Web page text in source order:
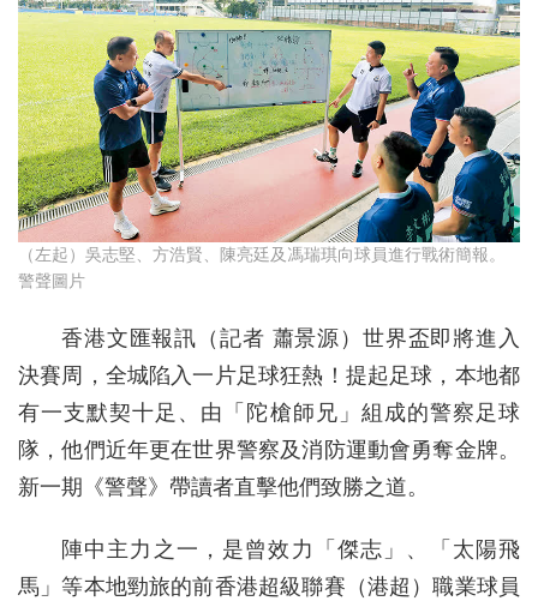
（左起）吳志堅、方浩賢、陳亮廷及馮瑞琪向球員進行戰術簡報。
警聲圖片
香港文匯報訊（記者 蕭景源）世界盃即將進入
決賽周，全城陷入一片足球狂熱！提起足球，本地都
有一支默契十足、由「陀槍師兄」組成的警察足球
隊，他們近年更在世界警察及消防運動會勇奪金牌。
新一期《警聲》帶讀者直擊他們致勝之道。
陣中主力之一，是曾效力「傑志」、「太陽飛
馬」等本地勁旅的前香港超級聯賽（港超）職業球員